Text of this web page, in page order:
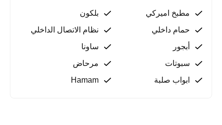
مطبخ اميركي
بلكون
حمام داخلي
نظام الاتصال الداخلي
أبجور
ساونا
سبوتات
مرحاض
ابواب صلبة
Hamam